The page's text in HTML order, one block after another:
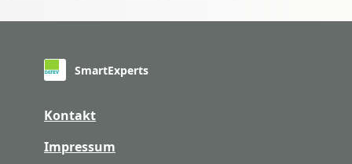
SmartExperts
Kontakt
Impressum